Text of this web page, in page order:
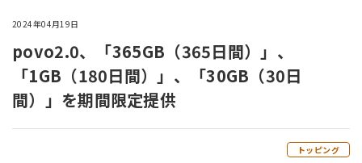
2024年04月19日
povo2.0、「365GB（365日間）」、
「1GB（180日間）」、「30GB（30日
間）」を期間限定提供
トッピング